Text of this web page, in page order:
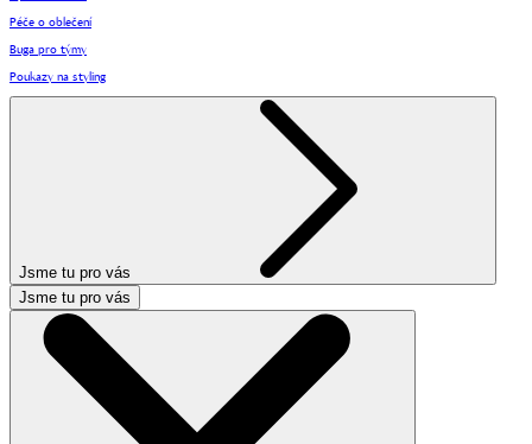
Péče o oblečení
Buga pro týmy
Poukazy na styling
Jsme tu pro vás
Jsme tu pro vás